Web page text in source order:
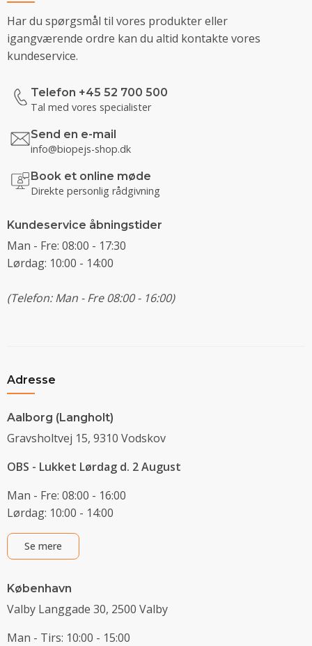
Har du spørgsmål til vores produkter eller
igangværende ordre kan du altid kontakte vores
kundeservice.
Telefon +45 52 700 500
Tal med vores specialister
Send en e-mail
info@biopejs-shop.dk
Book et online møde
Direkte personlig rådgivning
Kundeservice åbningstider
Man - Fre: 08:00 - 17:30
Lørdag: 10:00 - 14:00
(Telefon: Man - Fre 08:00 - 16:00)
Adresse
Aalborg (Langholt)
Gravsholtvej 15, 9310 Vodskov
OBS - Lukket Lørdag d. 2 August
Man - Fre: 08:00 - 16:00
Lørdag: 10:00 - 14:00
Se mere
København
Valby Langgade 30, 2500 Valby
Man - Tirs: 10:00 - 15:00